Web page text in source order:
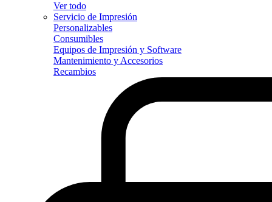
Ver todo
Servicio de Impresión
Personalizables
Consumibles
Equipos de Impresión y Software
Mantenimiento y Accesorios
Recambios